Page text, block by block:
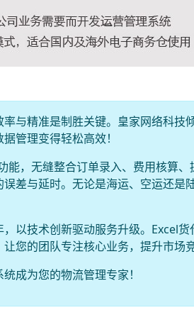
与精准是制胜关键。皇家网络科技
管理变得轻松高效！
能，无缝整合订单录入、费用核算
差与延时。无论是海运、空运还是
以技术创新驱动服务升级。Excel
您的团队专注核心业务，提升市场竞
成为您的物流管理专家！